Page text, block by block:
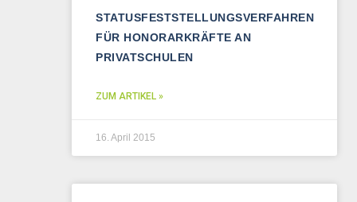
STATUSFESTSTELLUNGSVERFAHREN
FÜR HONORARKRÄFTE AN
PRIVATSCHULEN
ZUM ARTIKEL »
16. April 2015